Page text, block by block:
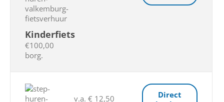
Kinderfiets
€100,00
borg.
v.a. € 12,50
Direct